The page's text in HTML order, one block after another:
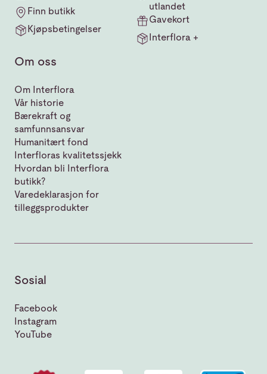
Finn butikk
Kjøpsbetingelser
utlandet
Gavekort
Interflora +
Om oss
Om Interflora
Vår historie
Bærekraft og
samfunnsansvar
Humanitært fond
Interfloras kvalitetssjekk
Hvordan bli Interflora
butikk?
Varedeklarasjon for
tilleggsprodukter
Sosial
Facebook
Instagram
YouTube